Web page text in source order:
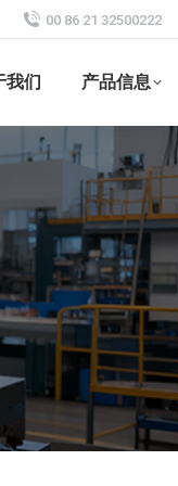
00 86 21 32500222
我们 产品信息